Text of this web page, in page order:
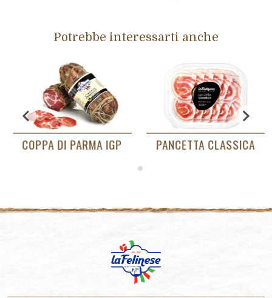
Potrebbe interessarti anche
COPPA DI PARMA IGP PANCETTA CLASSICA